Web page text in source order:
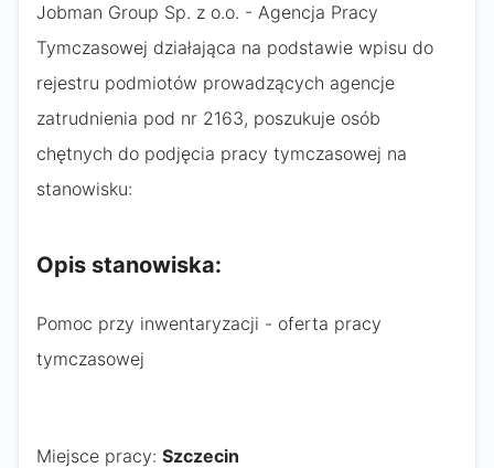
Jobman Group Sp. z o.o. - Agencja Pracy
Tymczasowej działająca na podstawie wpisu do
rejestru podmiotów prowadzących agencje
zatrudnienia pod nr 2163, poszukuje osób
chętnych do podjęcia pracy tymczasowej na
stanowisku:
Opis stanowiska:
Pomoc przy inwentaryzacji - oferta pracy
tymczasowej
Miejsce pracy: Szczecin